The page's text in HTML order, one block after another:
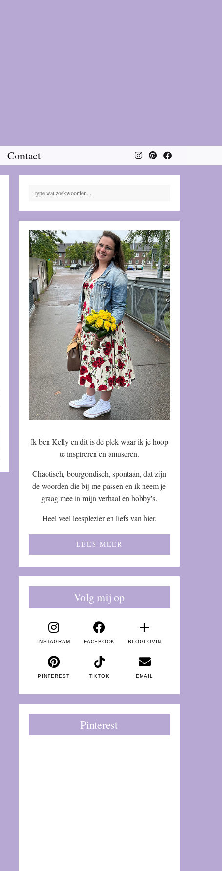
Contact
Ik ben Kelly en dit is de plek waar ik je hoop
te inspireren en amuseren.
Chaotisch, bourgondisch, spontaan, dat zijn
de woorden die bij me passen en ik neem je
graag mee in mijn verhaal en hobby's.
Heel veel leesplezier en liefs van hier.
LEES MEER
Volg mij op
INSTAGRAM FACEBOOK BLOGLOVIN
PINTEREST TIKTOK EMAIL
Pinterest